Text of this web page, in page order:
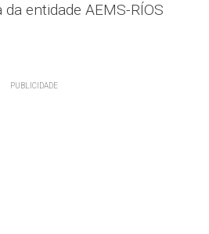
entidade AEMS-RÍOS